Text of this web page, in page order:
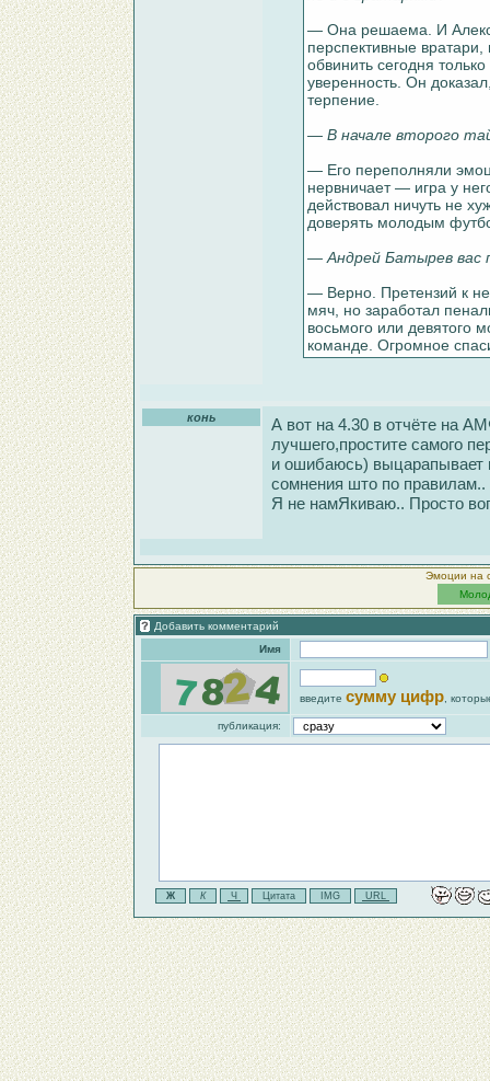
— Она решаема. И
перспективные
обвинить сегодня
уверенность. Он
терпение.
— В начале второго
— Его переполняли
нервничает — игра у
действовал ничуть не
доверять молодым
— Андрей Батырев вас
— Верно. Претензий к
мяч, но заработал
восьмого или девятого
команде. Огромное
конь
А вот на 4.30 в отчёте на
лучшего,простите самого
и ошибаюсь) выцарапывает
сомнения што по
Я не намЯкиваю.. Просто
Эмоции на
Добавить комментарий
Имя
введите сумму цифр ,
публикация: